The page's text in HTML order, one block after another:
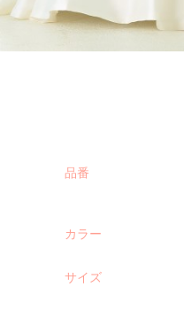
品番
カラー
サイズ